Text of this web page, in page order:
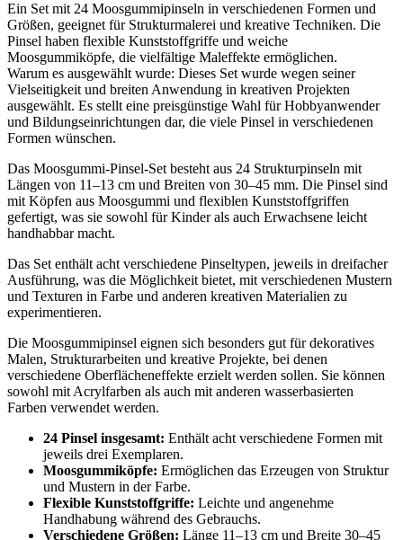
Ein Set mit 24 Moosgummipinseln in verschiedenen Formen und
Größen, geeignet für Strukturmalerei und kreative Techniken. Die
Pinsel haben flexible Kunststoffgriffe und weiche
Moosgummiköpfe, die vielfältige Maleffekte ermöglichen.
Warum es ausgewählt wurde: Dieses Set wurde wegen seiner
Vielseitigkeit und breiten Anwendung in kreativen Projekten
ausgewählt. Es stellt eine preisgünstige Wahl für Hobbyanwender
und Bildungseinrichtungen dar, die viele Pinsel in verschiedenen
Formen wünschen.
Das Moosgummi-Pinsel-Set besteht aus 24 Strukturpinseln mit
Längen von 11–13 cm und Breiten von 30–45 mm. Die Pinsel sind
mit Köpfen aus Moosgummi und flexiblen Kunststoffgriffen
gefertigt, was sie sowohl für Kinder als auch Erwachsene leicht
handhabbar macht.
Das Set enthält acht verschiedene Pinseltypen, jeweils in dreifacher
Ausführung, was die Möglichkeit bietet, mit verschiedenen Mustern
und Texturen in Farbe und anderen kreativen Materialien zu
experimentieren.
Die Moosgummipinsel eignen sich besonders gut für dekoratives
Malen, Strukturarbeiten und kreative Projekte, bei denen
verschiedene Oberflächeneffekte erzielt werden sollen. Sie können
sowohl mit Acrylfarben als auch mit anderen wasserbasierten
Farben verwendet werden.
24 Pinsel insgesamt: Enthält acht verschiedene Formen mit
jeweils drei Exemplaren.
Moosgummiköpfe: Ermöglichen das Erzeugen von Struktur
und Mustern in der Farbe.
Flexible Kunststoffgriffe: Leichte und angenehme
Handhabung während des Gebrauchs.
Verschiedene Größen: Länge 11–13 cm und Breite 30–45